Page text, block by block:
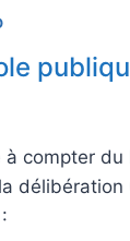
à compter du